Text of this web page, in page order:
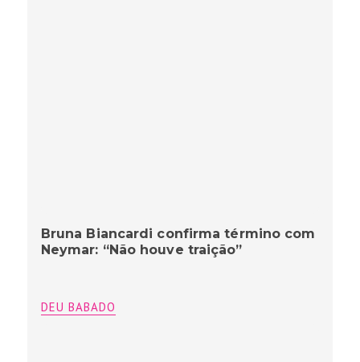
Bruna Biancardi confirma término com
Neymar: “Não houve traição”
DEU BABADO